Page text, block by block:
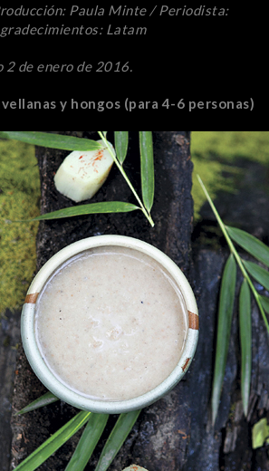
Paula Minte / Periodista:
Latam
2 de enero de 2016.
y hongos (para 4-6 personas)